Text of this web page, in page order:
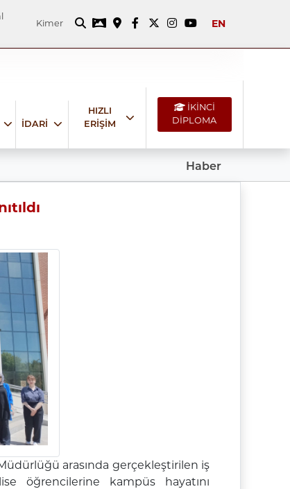
Kimer EN
İDARİ
HIZLI
ERİŞİM
İKİNCİ
DİPLOMA
Haber
arasında gerçekleştirilen iş
öğrencilerine kampüs hayatını